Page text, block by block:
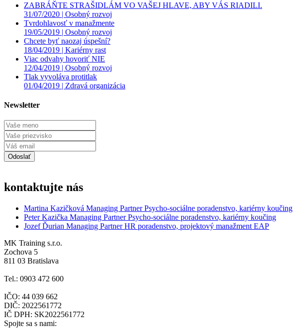
ZABRÁŇTE STRAŠIDLÁM VO VAŠEJ HLAVE, ABY VÁS RIADILI.
31/07/2020 | Osobný rozvoj
Tvrdohlavosť v manažmente
19/05/2019 | Osobný rozvoj
Chcete byť naozaj úspešní?
18/04/2019 | Kariérny rast
Viac odvahy hovoriť NIE
12/04/2019 | Osobný rozvoj
Tlak vyvoláva protitlak
01/04/2019 | Zdravá organizácia
Newsletter
kontaktujte nás
Martina Kazičková Managing PartnerPsycho-sociálne poradenstvo, kariérny koučing
Peter Kazička Managing PartnerPsycho-sociálne poradenstvo, kariérny koučing
Jozef Ďurian Managing PartnerHR poradenstvo, projektový manažment EAP
MK Training s.r.o.
Zochova 5
811 03 Bratislava
Tel.: 0903 472 600
IČO: 44 039 662
DIČ: 2022561772
IČ DPH: SK2022561772
Spojte sa s nami: